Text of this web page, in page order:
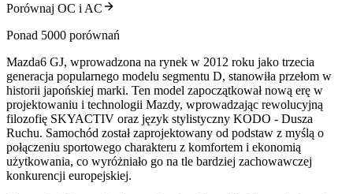
Porównaj OC i AC
Ponad 5000 porównań
Mazda6 GJ, wprowadzona na rynek w 2012 roku jako trzecia
generacja popularnego modelu segmentu D, stanowiła przełom w
historii japońskiej marki. Ten model zapoczątkował nową erę w
projektowaniu i technologii Mazdy, wprowadzając rewolucyjną
filozofię SKYACTIV oraz język stylistyczny KODO - Dusza
Ruchu. Samochód został zaprojektowany od podstaw z myślą o
połączeniu sportowego charakteru z komfortem i ekonomią
użytkowania, co wyróżniało go na tle bardziej zachowawczej
konkurencji europejskiej.